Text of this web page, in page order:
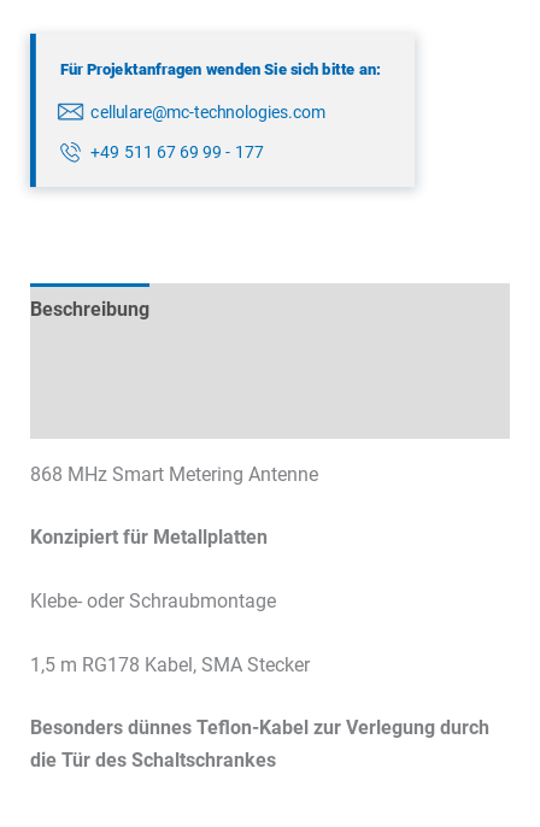
Für Projektanfragen wenden Sie sich bitte an:
cellulare@mc-technologies.com
+49 511 67 69 99 - 177
Beschreibung
868 MHz Smart Metering Antenne
Konzipiert für Metallplatten
Klebe- oder Schraubmontage
1,5 m RG178 Kabel, SMA Stecker
Besonders dünnes Teflon-Kabel zur Verlegung durch
die Tür des Schaltschrankes